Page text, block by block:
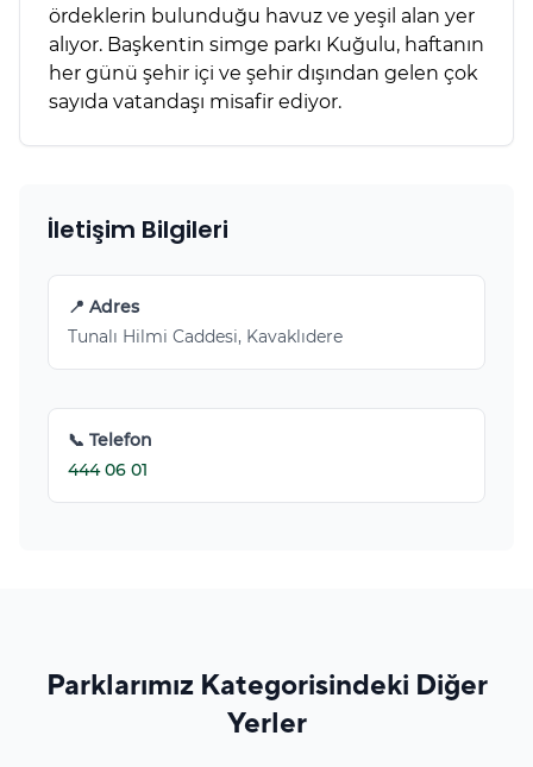
ördeklerin bulunduğu havuz ve yeşil alan yer
alıyor. Başkentin simge parkı Kuğulu, haftanın
her günü şehir içi ve şehir dışından gelen çok
sayıda vatandaşı misafir ediyor.
İletişim Bilgileri
📍 Adres
Tunalı Hilmi Caddesi, Kavaklıdere
📞 Telefon
444 06 01
Parklarımız Kategorisindeki Diğer
Yerler